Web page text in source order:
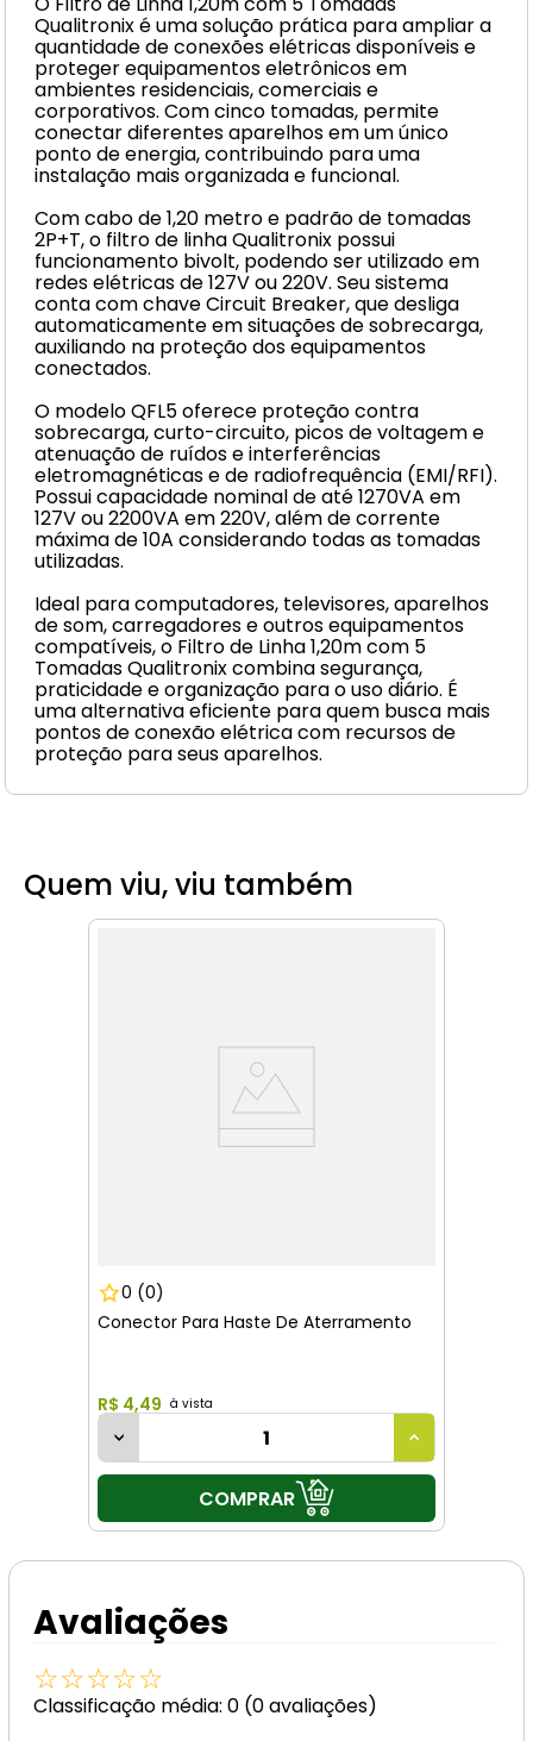
Qualitronix é uma solução prática para ampliar a
quantidade de conexões elétricas disponíveis e
proteger equipamentos eletrônicos em
ambientes residenciais, comerciais e
corporativos. Com cinco tomadas, permite
conectar diferentes aparelhos em um único
ponto de energia, contribuindo para uma
instalação mais organizada e funcional.
Com cabo de 1,20 metro e padrão de tomadas
2P+T, o filtro de linha Qualitronix possui
funcionamento bivolt, podendo ser utilizado em
redes elétricas de 127V ou 220V. Seu sistema
conta com chave Circuit Breaker, que desliga
automaticamente em situações de sobrecarga,
auxiliando na proteção dos equipamentos
conectados.
O modelo QFL5 oferece proteção contra
sobrecarga, curto-circuito, picos de voltagem e
atenuação de ruídos e interferências
eletromagnéticas e de radiofrequência (EMI/RFI).
Possui capacidade nominal de até 1270VA em
127V ou 2200VA em 220V, além de corrente
máxima de 10A considerando todas as tomadas
utilizadas.
Ideal para computadores, televisores, aparelhos
de som, carregadores e outros equipamentos
compatíveis, o Filtro de Linha 1,20m com 5
Tomadas Qualitronix combina segurança,
praticidade e organização para o uso diário. É
uma alternativa eficiente para quem busca mais
pontos de conexão elétrica com recursos de
proteção para seus aparelhos.
Quem viu, viu também
0 (0)
Conector Para Haste De Aterramento
R$ 4,49
COMPRAR
Avaliações
☆☆☆☆☆
Classificação média: 0 (0 avaliações)